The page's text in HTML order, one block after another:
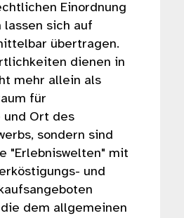
Einordnung
lassen sich auf
übertragen.
dienen in
mehr allein als
für
und Ort des
sondern sind
"Erlebniswelten" mit
und
dem allgemeinen